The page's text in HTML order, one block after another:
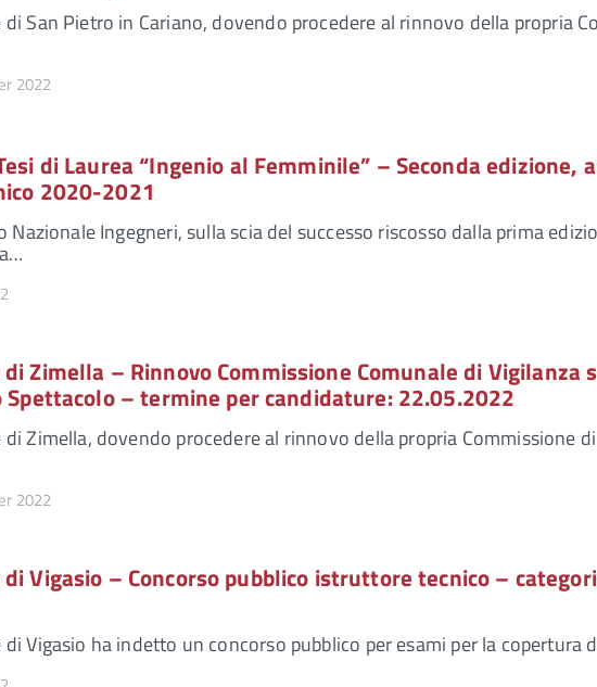
di San Pietro in Cariano, dovendo procedere al rinnovo della propria
2022
di Laurea “Ingenio al Femminile” – Seconda edizione,
2020-2021
Nazionale Ingegneri, sulla scia del successo riscosso dalla prima
di Zimella – Rinnovo Commissione Comunale di Vigilanza
Spettacolo – termine per candidature: 22.05.2022
di Zimella, dovendo procedere al rinnovo della propria Commissione
2022
di Vigasio – Concorso pubblico istruttore tecnico –
di Vigasio ha indetto un concorso pubblico per esami per la copertura